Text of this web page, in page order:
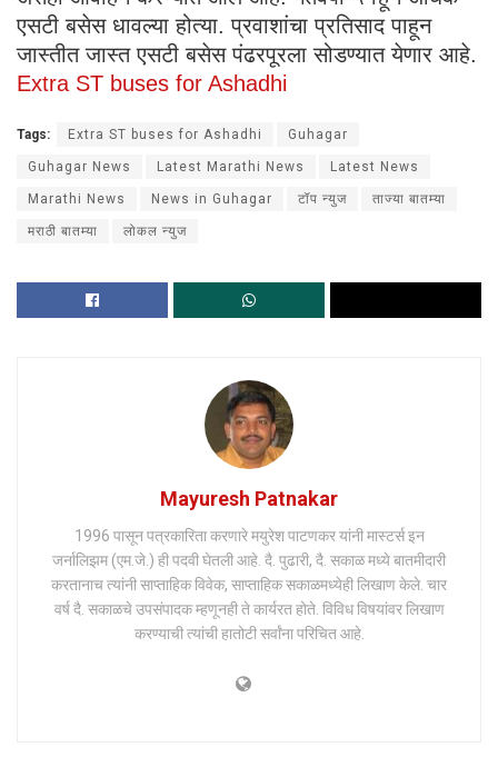
एसटी बसेस धावल्या होत्या. प्रवाशांचा प्रतिसाद पाहून
जास्तीत जास्त एसटी बसेस पंढरपूरला सोडण्यात येणार आहे.
Extra ST buses for Ashadhi
Tags: Extra ST buses for Ashadhi Guhagar
Guhagar News Latest Marathi News Latest News
Marathi News News in Guhagar टॉप न्युज ताज्या बातम्या
मराठी बातम्या लोकल न्युज
Mayuresh Patnakar
1996 पासून पत्रकारिता करणारे मयुरेश पाटणकर यांनी मास्टर्स इन
जर्नालिझम (एम.जे.) ही पदवी घेतली आहे. दै. पुढारी, दै. सकाळ मध्ये बातमीदारी
करतानाच त्यांनी साप्ताहिक विवेक, साप्ताहिक सकाळमध्येही लिखाण केले. चार
वर्ष दै. सकाळचे उपसंपादक म्हणूनही ते कार्यरत होते. विविध विषयांवर लिखाण
करण्याची त्यांची हातोटी सर्वांना परिचित आहे.